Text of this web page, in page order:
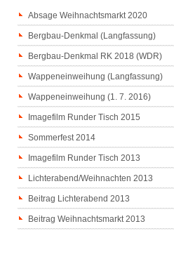
Absage Weihnachtsmarkt 2020
Bergbau-Denkmal (Langfassung)
Bergbau-Denkmal RK 2018 (WDR)
Wappeneinweihung (Langfassung)
Wappeneinweihung (1. 7. 2016)
Imagefilm Runder Tisch 2015
Sommerfest 2014
Imagefilm Runder Tisch 2013
Lichterabend/Weihnachten 2013
Beitrag Lichterabend 2013
Beitrag Weihnachtsmarkt 2013